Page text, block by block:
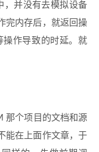
，并没有去模拟设备
完内存后，就返回操
操作导致的时延。就
那个项目的文档和源
能在上面作文章，于